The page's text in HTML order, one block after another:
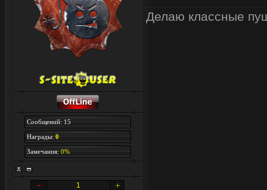
Сообщений: 15
Награды: 0
Замечания: 0%
1
Делаю классные